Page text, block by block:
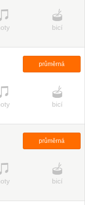
bicí
průměrná
bicí
průměrná
bicí